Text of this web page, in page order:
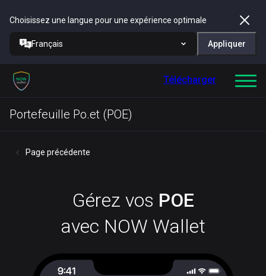
Choisissez une langue pour une expérience optimale
Français Appliquer
Télécharger
Portefeuille Po.et (POE)
Page précédente
Gérez vos POE
avec NOW Wallet